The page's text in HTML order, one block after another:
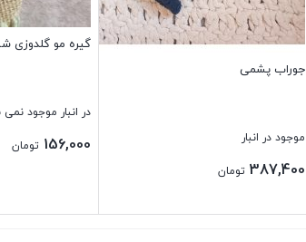
جوراب پشمی
موجود در انبار
387,400 تومان
گیره مو گلدوزی شده
در انبار موجود نمی
156,000 تومان